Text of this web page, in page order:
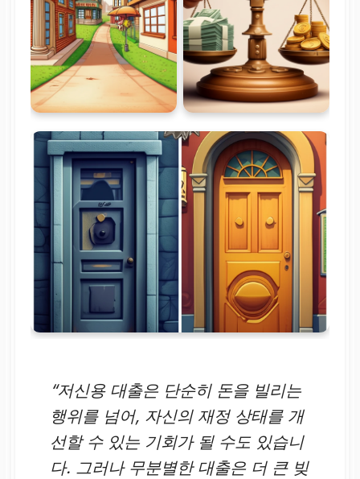
“저신용 대출은 단순히 돈을 빌리는
행위를 넘어, 자신의 재정 상태를 개
선할 수 있는 기회가 될 수도 있습니
다. 그러나 무분별한 대출은 더 큰 빚